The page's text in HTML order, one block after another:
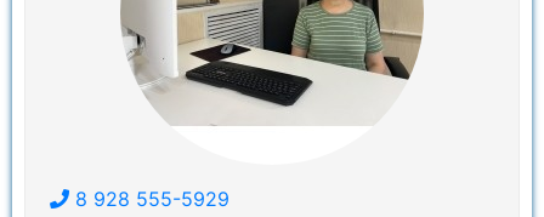
8 928 555-5929